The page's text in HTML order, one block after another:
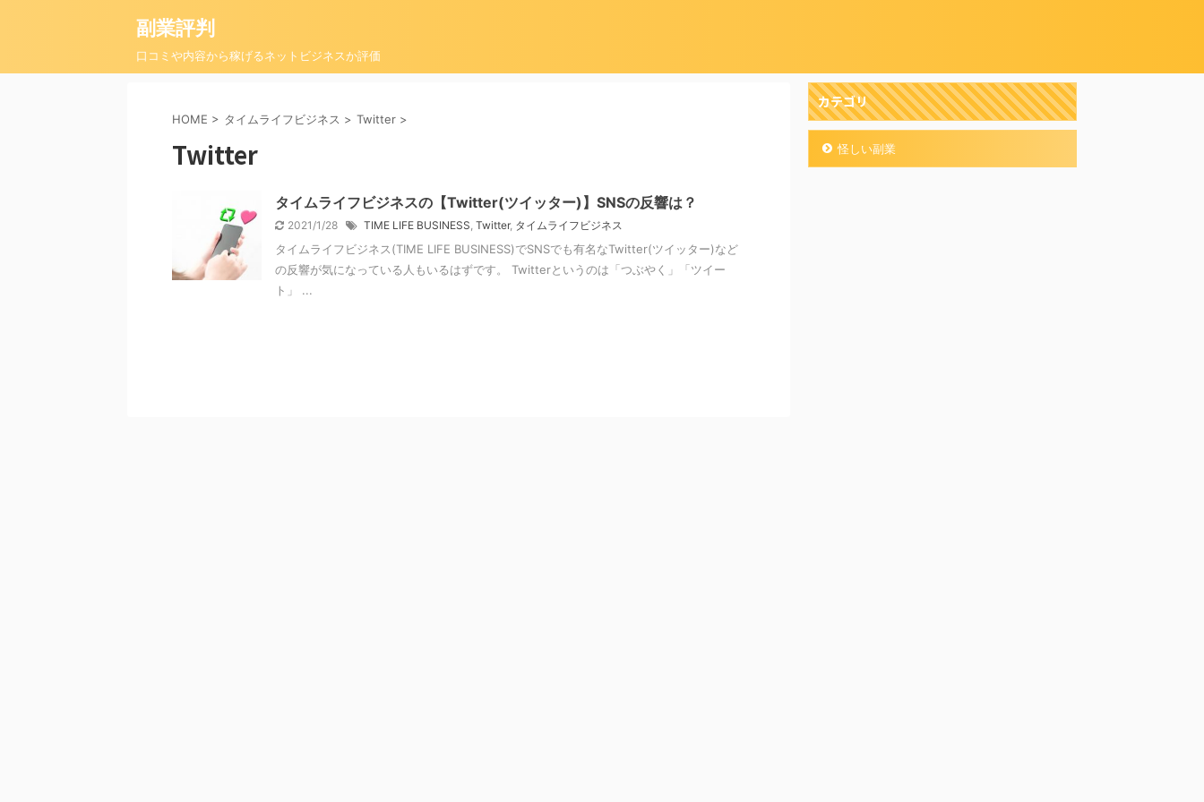
副業評判
口コミや内容から稼げるネットビジネスか評価
HOME > タイムライフビジネス > Twitter >
Twitter
タイムライフビジネスの【Twitter(ツイッター)】SNSの反響は？
2021/1/28 TIME LIFE BUSINESS, Twitter, タイムライフビジネス
タイムライフビジネス(TIME LIFE BUSINESS)でSNSでも有名なTwitter(ツイッター)など
の反響が気になっている人もいるはずです。 Twitterというのは「つぶやく」「ツイー
ト」 ...
カテゴリ
怪しい副業